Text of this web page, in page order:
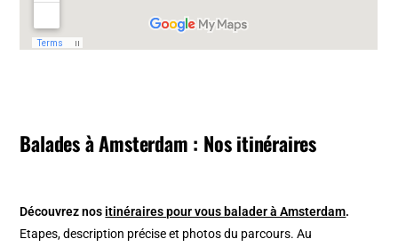
Balades à Amsterdam : Nos itinéraires
Découvrez nos itinéraires pour vous balader à Amsterdam.
Etapes, description précise et photos du parcours. Au